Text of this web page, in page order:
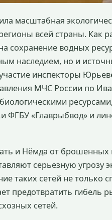
масштабная
всей страны. Как
сохранение водных
наследием, но и
инспекторы
МЧС России по
ФГБУ «Главрыбвод» и
и Нёмда от брошенных
серьезную угрозу
таких сетей не только
предотвратить гибель
сетей.